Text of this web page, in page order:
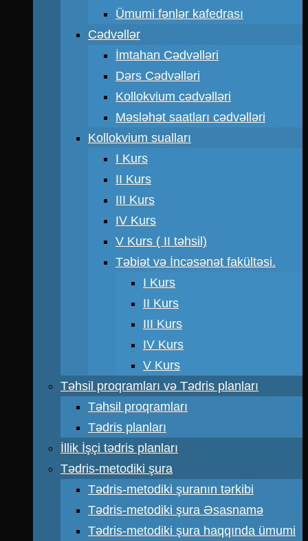
Ümumi fənlər kafedrası
Cədvəllər
İmtahan Cədvəlləri
Dərs Cədvəlləri
Kollokvium cədvəlləri
Məsləhət saatları cədvəlləri
Kollokvium sualları
I Kurs
II Kurs
III Kurs
IV Kurs
V Kurs ( II təhsil)
Təbiət və İncəsənət fakültəsi.
I Kurs
II Kurs
III Kurs
IV Kurs
V Kurs
Təhsil proqramları və Tədris planları
Təhsil proqramları
Tədris planları
İllik İşçi tədris planları
Tədris-metodiki şura
Tədris-metodiki şuranın tərkibi
Tədris-metodiki şura Əsasnamə
Tədris-metodiki şura haqqında ümumi